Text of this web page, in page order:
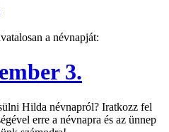
a névnapját:
3.
Hilda névnapról? Iratkozz fel
erre a névnapra és az ünnep